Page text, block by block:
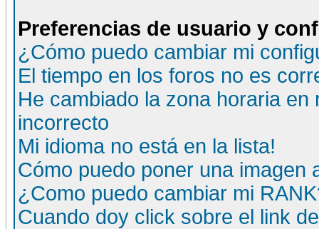
Preferencias de usuario y
¿Cómo puedo cambiar mi
El tiempo en los foros no es
He cambiado la zona horaria
incorrecto
Mi idioma no está en la lista!
Cómo puedo poner una imagen
¿Como puedo cambiar mi
Cuando doy click sobre el link